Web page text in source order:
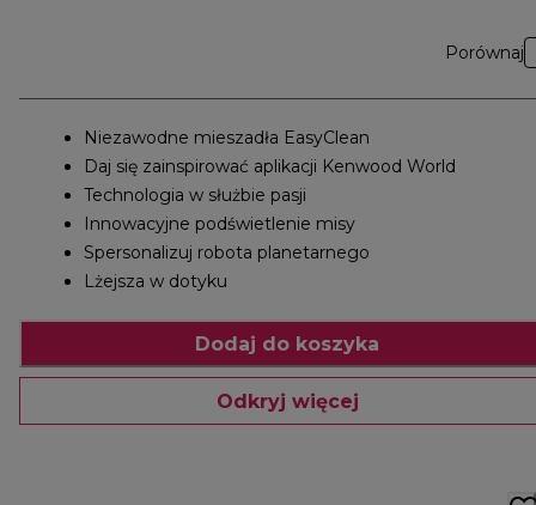
Porównaj
Niezawodne mieszadła EasyClean
Daj się zainspirować aplikacji Kenwood World
Technologia w służbie pasji
Innowacyjne podświetlenie misy
Spersonalizuj robota planetarnego
Lżejsza w dotyku
Dodaj do koszyka
Odkryj więcej